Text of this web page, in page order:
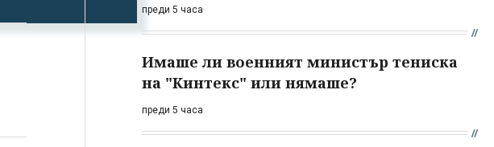
преди 5 часа
Имаше ли военният министър тениска
на "Кинтекс" или нямаше?
преди 5 часа